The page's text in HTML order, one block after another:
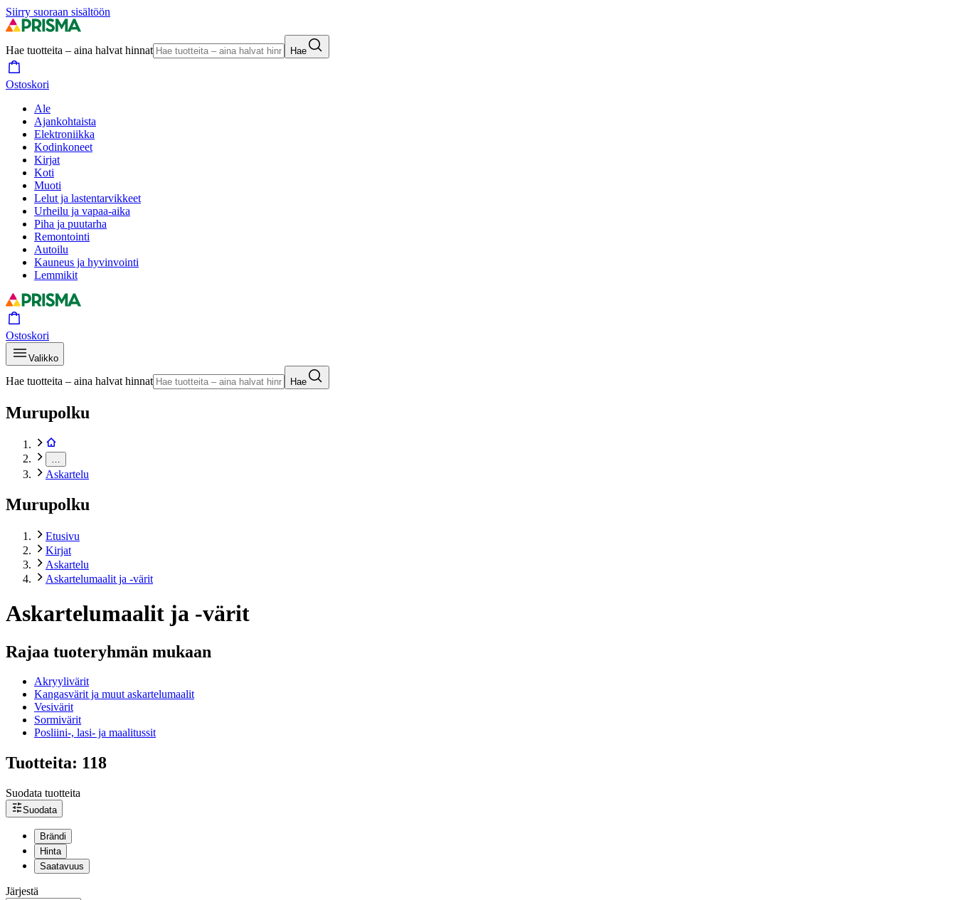
Siirry suoraan sisältöön
Hae tuotteita – aina halvat hinnat Hae
Ostoskori
Ale
Ajankohtaista
Elektroniikka
Kodinkoneet
Kirjat
Koti
Muoti
Lelut ja lastentarvikkeet
Urheilu ja vapaa-aika
Piha ja puutarha
Remontointi
Autoilu
Kauneus ja hyvinvointi
Lemmikit
Ostoskori
Valikko
Hae tuotteita – aina halvat hinnat Hae
Murupolku
Askartelu
Murupolku
Etusivu
Kirjat
Askartelu
Askartelumaalit ja -värit
Askartelumaalit ja -värit
Rajaa tuoteryhmän mukaan
Akryylivärit
Kangasvärit ja muut askartelumaalit
Vesivärit
Sormivärit
Posliini-, lasi- ja maalitussit
Tuotteita: 118
Suodata tuotteita
Suodata
Brändi
Hinta
Saatavuus
Järjestä